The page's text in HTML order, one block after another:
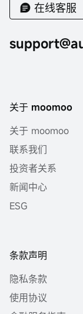
在线客服
关于 moomoo
关于 moomoo
联系我们
投资者关系
新闻中心
ESG
条款声明
隐私条款
使用协议